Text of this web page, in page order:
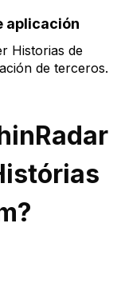
aplicación
Historias de
de terceros.